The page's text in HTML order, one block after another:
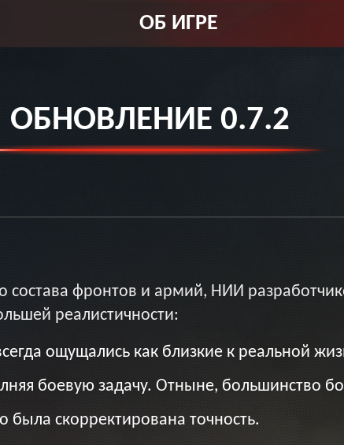
ОБ ИГРЕ
ОБНОВЛЕНИЕ 0.7.2
состава фронтов и армий, НИИ
реалистичности:
ощущались как близкие к реальной
боевую задачу. Отныне, большинство
скорректирована точность.